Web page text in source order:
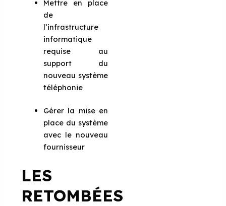
Mettre en place
de
l’infrastructure
informatique
requise au
support du
nouveau système
téléphonie
Gérer la mise en
place du système
avec le nouveau
fournisseur
LES
RETOMBÉES